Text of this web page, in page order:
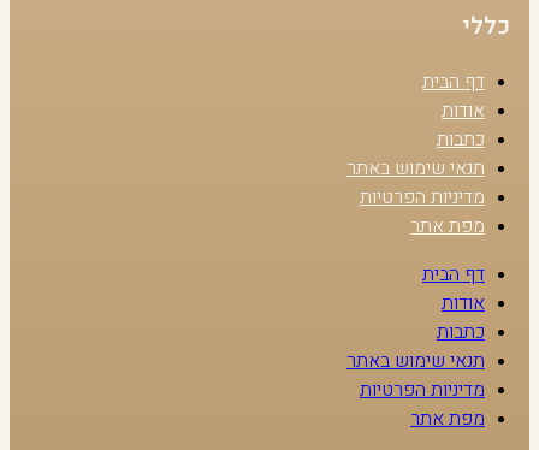
כללי
דף הבית
אודות
כתבות
תנאי שימוש באתר
מדיניות הפרטיות
מפת אתר
דף הבית
אודות
כתבות
תנאי שימוש באתר
מדיניות הפרטיות
מפת אתר